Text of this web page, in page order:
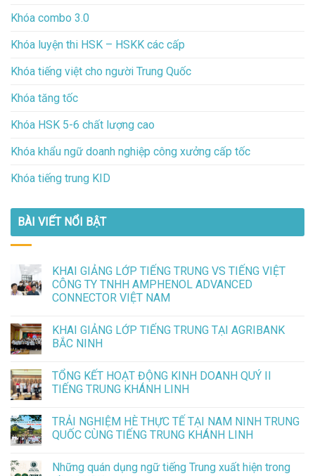
Khóa combo 3.0
Khóa luyện thi HSK – HSKK các cấp
Khóa tiếng việt cho người Trung Quốc
Khóa tăng tốc
Khóa HSK 5-6 chất lượng cao
Khóa khẩu ngữ doanh nghiệp công xưởng cấp tốc
Khóa tiếng trung KID
BÀI VIẾT NỔI BẬT
KHAI GIẢNG LỚP TIẾNG TRUNG VS TIẾNG VIỆT
CÔNG TY TNHH AMPHENOL ADVANCED
CONNECTOR VIỆT NAM
KHAI GIẢNG LỚP TIẾNG TRUNG TẠI AGRIBANK
BẮC NINH
TỔNG KẾT HOẠT ĐỘNG KINH DOANH QUÝ II
TIẾNG TRUNG KHÁNH LINH
TRẢI NGHIỆM HÈ THỰC TẾ TẠI NAM NINH TRUNG
QUỐC CÙNG TIẾNG TRUNG KHÁNH LINH
Những quán dụng ngữ tiếng Trung xuất hiện trong